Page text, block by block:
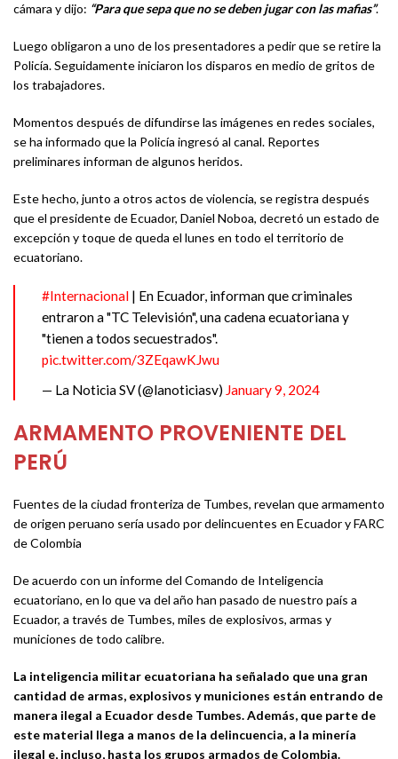
cámara y dijo: “Para que sepa que no se deben jugar con las mafias”.
Luego obligaron a uno de los presentadores a pedir que se retire la
Policía. Seguidamente iniciaron los disparos en medio de gritos de
los trabajadores.
Momentos después de difundirse las imágenes en redes sociales,
se ha informado que la Policía ingresó al canal. Reportes
preliminares informan de algunos heridos.
Este hecho, junto a otros actos de violencia, se registra después
que el presidente de Ecuador, Daniel Noboa, decretó un estado de
excepción y toque de queda el lunes en todo el territorio de
ecuatoriano.
#Internacional | En Ecuador, informan que criminales
entraron a "TC Televisión", una cadena ecuatoriana y
"tienen a todos secuestrados".
pic.twitter.com/3ZEqawKJwu
— La Noticia SV (@lanoticiasv) January 9, 2024
ARMAMENTO PROVENIENTE DEL
PERÚ
Fuentes de la ciudad fronteriza de Tumbes, revelan que armamento
de origen peruano sería usado por delincuentes en Ecuador y FARC
de Colombia
De acuerdo con un informe del Comando de Inteligencia
ecuatoriano, en lo que va del año han pasado de nuestro país a
Ecuador, a través de Tumbes, miles de explosivos, armas y
municiones de todo calibre.
La inteligencia militar ecuatoriana ha señalado que una gran
cantidad de armas, explosivos y municiones están entrando de
manera ilegal a Ecuador desde Tumbes. Además, que parte de
este material llega a manos de la delincuencia, a la minería
ilegal e, incluso, hasta los grupos armados de Colombia.